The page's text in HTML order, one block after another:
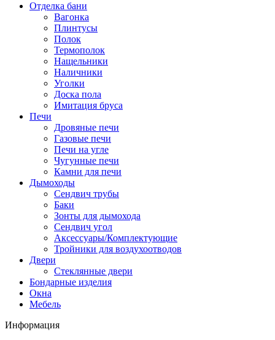
Отделка бани
Вагонка
Плинтусы
Полок
Термополок
Нащельники
Наличники
Уголки
Доска пола
Имитация бруса
Печи
Дровяные печи
Газовые печи
Печи на угле
Чугунные печи
Камни для печи
Дымоходы
Сендвич трубы
Баки
Зонты для дымохода
Сендвич угол
Аксессуары/Комплектующие
Тройники для воздухоотводов
Двери
Стеклянные двери
Бондарные изделия
Окна
Мебель
Информация